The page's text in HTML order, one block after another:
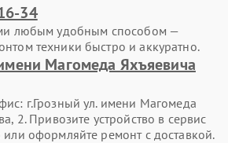
34
любым удобным способом —
техники быстро и аккуратно.
Магомеда Яхъяевича
г.Грозный ул. имени Магомеда
2. Привозите устройство в сервис
или оформляйте ремонт с доставкой.